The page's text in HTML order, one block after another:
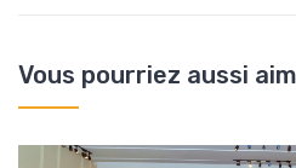
Vous pourriez aussi